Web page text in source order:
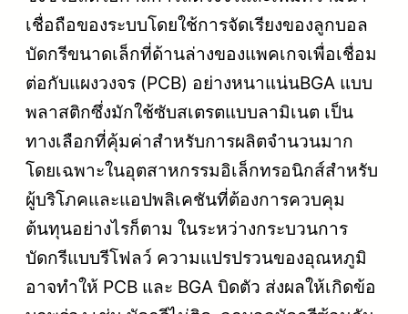
เชื่อถือของระบบโดยใช้การจัดเรียงของลูกบอล
บัดกรีขนาดเล็กที่ด้านล่างของแพคเกจเพื่อเชื่อม
ต่อกับแผงวงจร (PCB) อย่างหนาแน่นBGA แบบ
พลาสติกซึ่งมักใช้ซับสเตรตแบบลามิเนต เป็น
ทางเลือกที่คุ้มค่าสำหรับการผลิตจำนวนมาก
โดยเฉพาะในอุตสาหกรรมอิเล็กทรอนิกส์สำหรับ
ผู้บริโภคและแอปพลิเคชันที่ต้องการควบคุม
ต้นทุนอย่างไรก็ตาม ในระหว่างกระบวนการ
บัดกรีแบบรีโฟลว์ ความแปรปรวนของอุณหภูมิ
อาจทำให้ PCB และ BGA บิดตัว ส่งผลให้เกิดข้อ